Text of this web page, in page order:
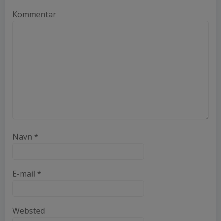
Kommentar
Navn *
E-mail *
Websted